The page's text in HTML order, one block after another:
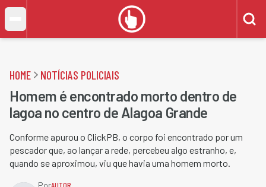
HOME NOTÍCIAS POLICIAIS
Homem é encontrado morto dentro de
lagoa no centro de Alagoa Grande
Conforme apurou o ClickPB, o corpo foi encontrado por um
pescador que, ao lançar a rede, percebeu algo estranho, e,
quando se aproximou, viu que havia uma homem morto.
PorAUTOR